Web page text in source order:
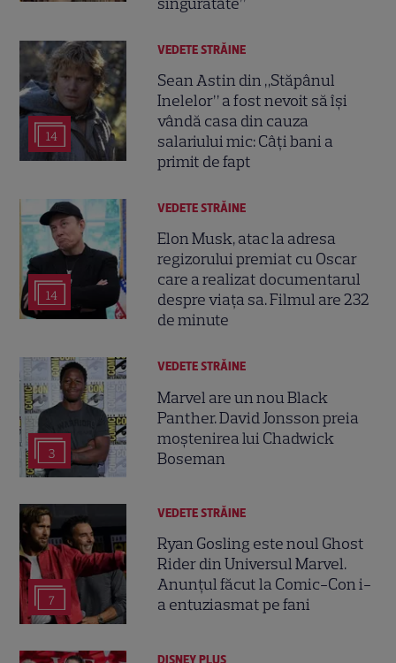
14
VEDETE STRĂINE
Sean Astin din „Stăpânul
Inelelor” a fost nevoit să își
vândă casa din cauza
salariului mic: Câți bani a
primit de fapt
14
VEDETE STRĂINE
Elon Musk, atac la adresa
regizorului premiat cu Oscar
care a realizat documentarul
despre viața sa. Filmul are 232
de minute
3
VEDETE STRĂINE
Marvel are un nou Black
Panther. David Jonsson preia
moștenirea lui Chadwick
Boseman
7
VEDETE STRĂINE
Ryan Gosling este noul Ghost
Rider din Universul Marvel.
Anunțul făcut la Comic-Con i-
a entuziasmat pe fani
DISNEY PLUS